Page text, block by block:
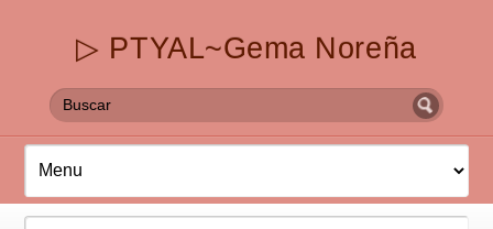
▷ PTYAL~Gema Noreña